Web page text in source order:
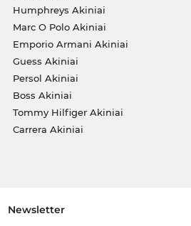
Humphreys Akiniai
Marc O Polo Akiniai
Emporio Armani Akiniai
Guess Akiniai
Persol Akiniai
Boss Akiniai
Tommy Hilfiger Akiniai
Carrera Akiniai
Newsletter